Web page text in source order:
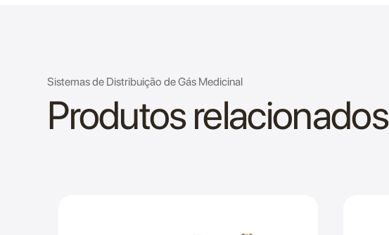
Sistemas de Distribuição de Gás Medicinal
Produtos relacionados